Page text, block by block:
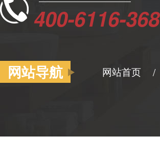
400-6116-368
网站导航 网站首页 /